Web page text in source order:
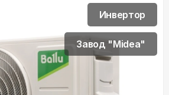
Инвертор
Завод "Midea"